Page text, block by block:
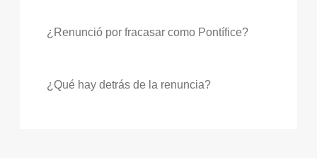
¿Renunció por fracasar como Pontífice?
¿Qué hay detrás de la renuncia?